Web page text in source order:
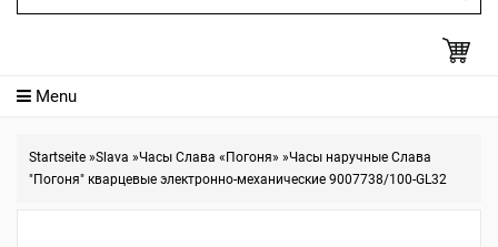
Menu
Startseite »Slava »Часы Слава «Погоня» »Часы наручные Слава
"Погоня" кварцевые электронно-механические 9007738/100-GL32